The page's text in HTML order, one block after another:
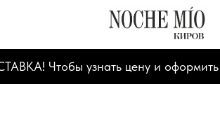
Чтобы узнать цену и оформить